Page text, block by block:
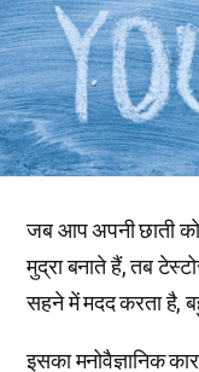
जब आप अपनी छाती
मुद्रा बनाते हैं, तब
सहने में मदद करता है,
इसका मनोवैज्ञानिक